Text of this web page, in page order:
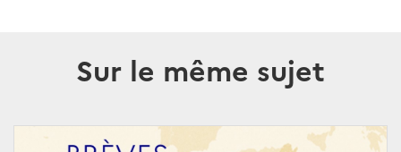
Sur le même sujet